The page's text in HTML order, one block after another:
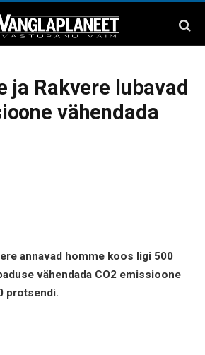
ja Rakvere lubavad
vähendada
annavad homme koos ligi 500
vähendada CO2 emissioone
protsendi.